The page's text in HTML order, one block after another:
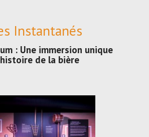
Instantanés
: Une immersion unique
de la bière